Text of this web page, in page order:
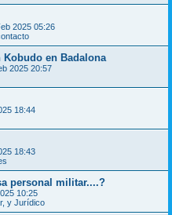
2025 05:26
en Badalona
2025 20:57
18:44
18:43
personal militar....?
10:25
y Jurídico